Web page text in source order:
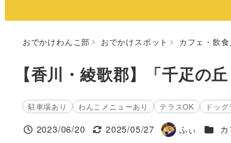
へ
おでかけわんこ部 おでかけスポット カフェ・飲
【香川・綾歌郡】「千疋の
駐車場あり わんこメニューあり テラスOK ドッ
投稿日
2023/06/20
更新日
2025/05/27
著
ふぃ 施設